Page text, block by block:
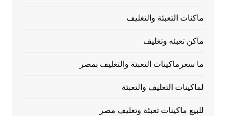
ماكنات التعبئة والتغليف
ماكن تعبئه وتغليف
ما سعرماكينات التعبئة والتغليف بمصر
لماكينات التغليف والتعبئة
للبيع ماكينات تعبئة وتغليف مصر